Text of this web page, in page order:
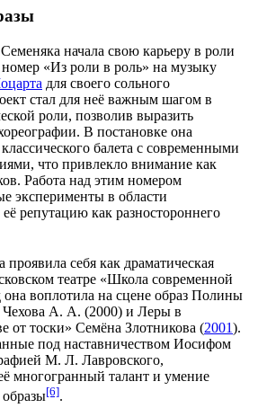
начала свою карьеру в роли
номер «Из роли в роль» на музыку
для своего сольного
стал для неё важным шагом в
роли, позволив выразить
. В постановке она
балета с современными
что привлекло внимание как
Работа над этим номером
эксперименты в области
репутацию как разностороннего
проявила себя как драматическая
театре «Школа современной
она воплотила на сцене образ Полины
Чехова А. А. (2000) и Леры в
от тоски» Семёна Злотникова (2001).
под наставничеством Иосифом
М. Л. Лавровского,
многогранный талант и умение
[6].